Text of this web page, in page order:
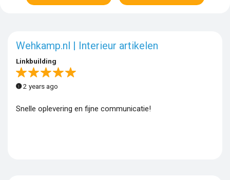
Wehkamp.nl | Interieur artikelen
Linkbuilding
2 years ago
Snelle oplevering en fijne communicatie!